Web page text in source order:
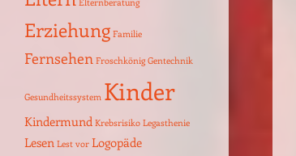
Eltern Elternberatung
Erziehung Familie
Froschkönig Gentechnik
Gesundheitssystem Kinder
Kindermund Krebsrisiko